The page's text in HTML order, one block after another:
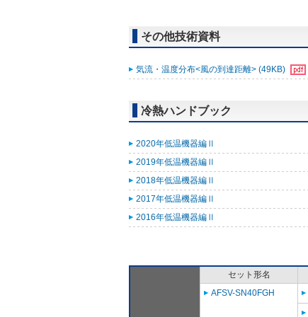
その他技術資料
気流・温度分布<風の到達距離> (49KB)
冷熱ハンドブック
2020年低温機器編Ⅱ
2019年低温機器編Ⅱ
2018年低温機器編Ⅱ
2017年低温機器編Ⅱ
2016年低温機器編Ⅱ
セット形名
AFSV-SN40FGH